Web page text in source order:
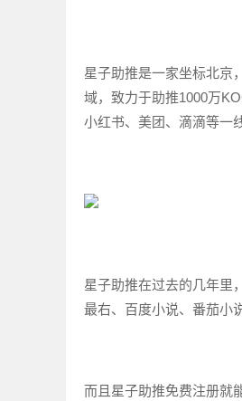
星子助推是一家坐标北京
域，致力于助推1000万
小红书、美团、滴滴等一
星子助推在过去的几年里
最右、百度小说、番茄小
而且星子助推免费注册就